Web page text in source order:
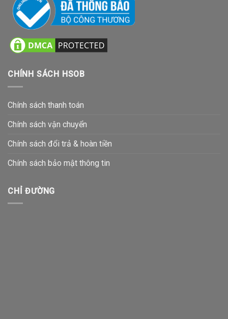
CHÍNH SÁCH HSOB
Chính sách thanh toán
Chính sách vận chuyển
Chính sách đổi trả & hoàn tiền
Chính sách bảo mật thông tin
CHỈ ĐƯỜNG